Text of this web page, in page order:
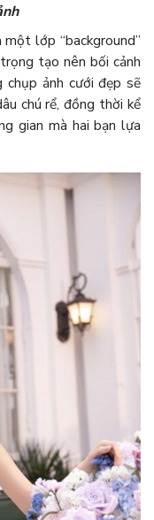
lớp “background”
tạo nên bối cảnh
chụp ảnh cưới đẹp sẽ
chú rể, đồng thời kể
gian mà hai bạn lựa